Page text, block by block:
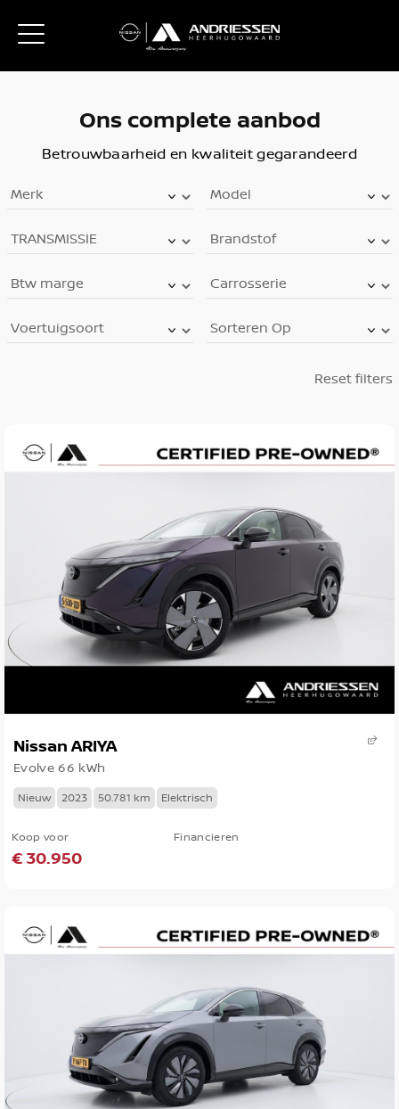
Ons complete aanbod
Betrouwbaarheid en kwaliteit gegarandeerd
Reset filters
Nissan ARIYA
Evolve 66 kWh
Nieuw 2023 50.781 km Elektrisch
Koop voor
€ 30.950
Financieren